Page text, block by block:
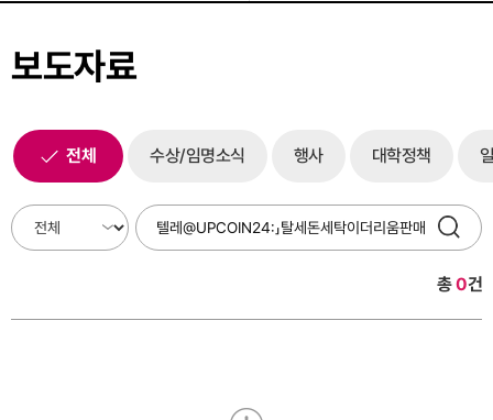
보도자료
전체 수상/임명소식 행사 대학정책
총0건